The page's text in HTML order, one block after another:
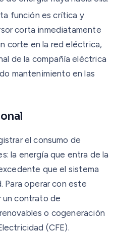
función es crítica y
corta inmediatamente
corte en la red eléctrica,
de la compañía eléctrica
mantenimiento en las
el consumo de
la energía que entra de la
que el sistema
Para operar con este
un contrato de
o cogeneración
(CFE).